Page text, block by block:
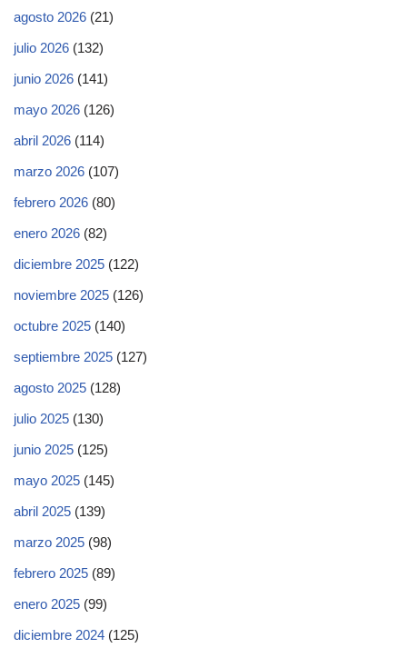
agosto 2026 (21)
julio 2026 (132)
junio 2026 (141)
mayo 2026 (126)
abril 2026 (114)
marzo 2026 (107)
febrero 2026 (80)
enero 2026 (82)
diciembre 2025 (122)
noviembre 2025 (126)
octubre 2025 (140)
septiembre 2025 (127)
agosto 2025 (128)
julio 2025 (130)
junio 2025 (125)
mayo 2025 (145)
abril 2025 (139)
marzo 2025 (98)
febrero 2025 (89)
enero 2025 (99)
diciembre 2024 (125)